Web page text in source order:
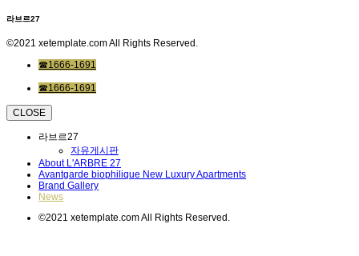
라브르27
©2021 xetemplate.com All Rights Reserved.
☎1666-1691
☎1666-1691
CLOSE
라브르27
자유게시판
About L'ARBRE 27
Avantgarde biophilique New Luxury Apartments
Brand Gallery
News
©2021 xetemplate.com All Rights Reserved.